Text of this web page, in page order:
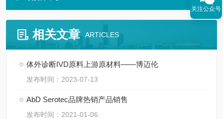
相关文章 ARTICLES
体外诊断IVD原料上游原材料——博迈伦
发布时间：2023-07-13
AbD Serotec品牌热销产品销售
发布时间：2021-01-06
关注公众号